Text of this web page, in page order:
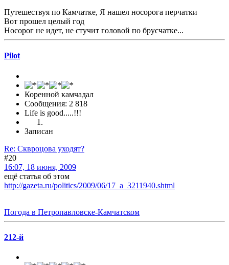
Путешествуя по Камчатке, Я нашел носорога перчатки
Вот прошел целый год
Носорог не идет, не стучит головой по брусчатке...
Pilot
Коренной камчадал
Сообщения: 2 818
Life is good.....!!!
Записан
Re: Сквроцова уходят?
#20
16:07, 18 июня, 2009
ещё статья об этом
http://gazeta.ru/politics/2009/06/17_a_3211940.shtml
Погода в Петропавловске-Камчатском
212-й